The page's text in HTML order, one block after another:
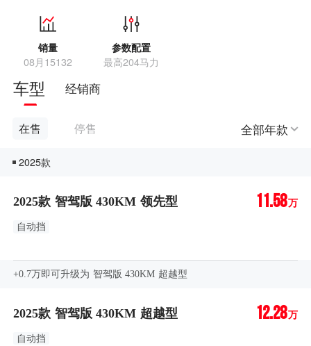
销量
08月15132
参数配置
最高204马力
车型 经销商
在售 停售 全部年款
2025款
2025款 智驾版 430KM 领先型 11.58万
自动挡
+0.7万即可升级为 智驾版 430KM 超越型
2025款 智驾版 430KM 超越型 12.28万
自动挡